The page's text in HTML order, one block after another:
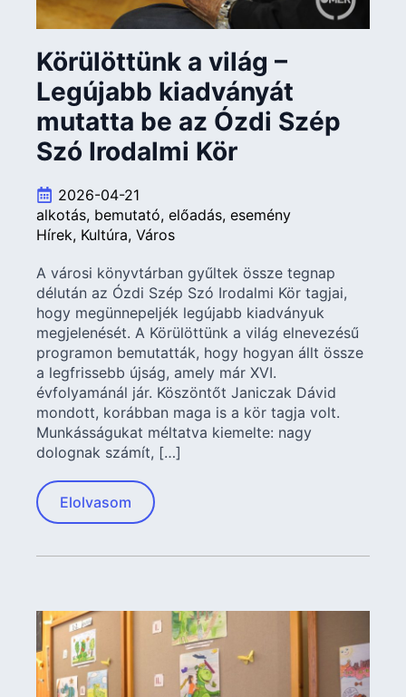
Körülöttünk a világ –
Legújabb kiadványát
mutatta be az Ózdi Szép
Szó Irodalmi Kör
2026-04-21
alkotás bemutató előadás esemény
Hírek Kultúra Város
A városi könyvtárban gyűltek össze tegnap
délután az Ózdi Szép Szó Irodalmi Kör tagjai,
hogy megünnepeljék legújabb kiadványuk
megjelenését. A Körülöttünk a világ elnevezésű
programon bemutatták, hogy hogyan állt össze
a legfrissebb újság, amely már XVI.
évfolyamánál jár. Köszöntőt Janiczak Dávid
mondott, korábban maga is a kör tagja volt.
Munkásságukat méltatva kiemelte: nagy
dolognak számít, […]
Elolvasom